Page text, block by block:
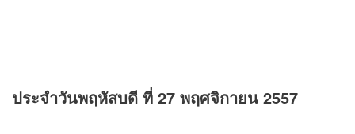
ประจำวันพฤหัสบดี ที่ 27 พฤศจิกายน 2557